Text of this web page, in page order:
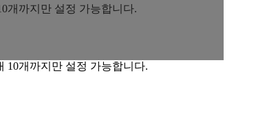
개까지만 설정 가능합니다.
10개까지만 설정 가능합니다.